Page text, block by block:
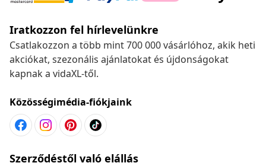
Iratkozzon fel hírlevelünkre
Csatlakozzon a több mint 700 000 vásárlóhoz, akik heti
akciókat, szezonális ajánlatokat és újdonságokat
kapnak a vidaXL-től.
Közösségimédia-fiókjaink
Szerződéstől való elállás